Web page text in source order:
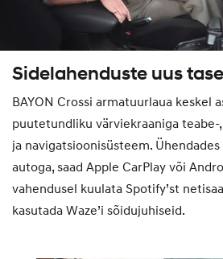
Sidelahenduste uus tase
BAYON Crossi armatuurlaua keskel
puutetundliku värviekraaniga
ja navigatsioonisüsteem.
autoga, saad Apple CarPlay või
vahendusel kuulata Spotify’st
kasutada Waze’i sõidujuhiseid.